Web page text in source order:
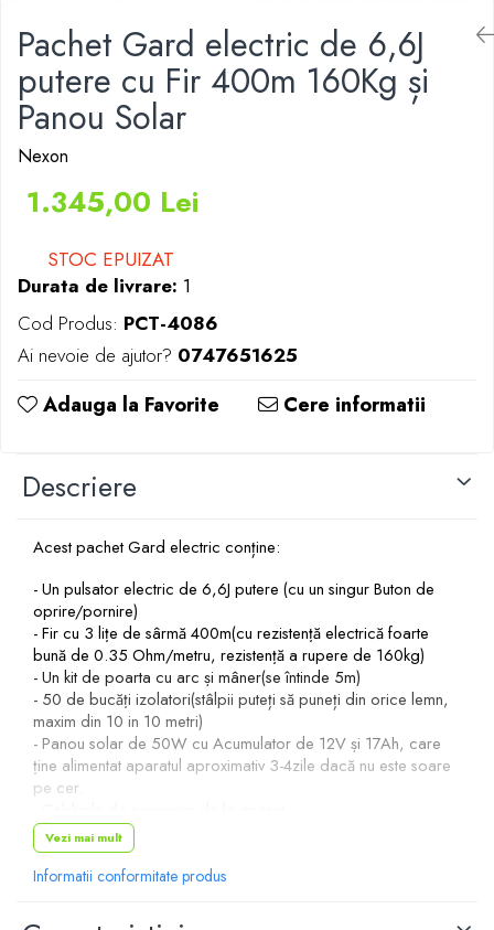
Pachete Gard electric
Gard electric pentru Animale
sălbatice
Mistreti
Gard electric pentru Cai, Câini,
Capre, Vaci, Porci
Gard Electric pentru Vaci și Oi
Pachete cu Impulsator + Panou +
Baterie
Accesorii gard Electric
Alimentator Gard Electric
Cabluri Auxiliare
Derulator Fir Gard electric
Plasă Gard Electric
Poartă Gard Electric
Stâlpi Gard Electric
Stâlpi din plastic
Stâlpi din Lemn
Stâlpi din Fibră de Sticlă
Stâlpi pentru sisteme T-Post
Scule pentru montare Stâlpi
Testere pentru Gard Electric
Împământare Gard Electric
Întinzător Gard Electric
Bandă pentru Gard Electric
Pachet Gard electric de 6,6J
putere cu Fir 400m 160Kg și
Panou Solar
Nexon
1.345,00 Lei
STOC EPUIZAT
Durata de livrare: 1
Cod Produs: PCT-4086
Ai nevoie de ajutor? 0747651625
Adauga la Favorite Cere informatii
Descriere
Acest pachet Gard electric conține:
- Un pulsator electric de 6,6J putere (cu un singur Buton de
oprire/pornire)
-Fir cu 3 lițe de sârmă 400m(cu rezistență electrică foarte
bună de 0.35 Ohm/metru, rezistență a rupere de 160kg)
- Un kit de poarta cu arc și mâner(se întinde 5m)
- 50 de bucăți izolatori(stâlpii puteți să puneți din orice lemn,
maxim din 10 in 10 metri)
- Panou solar de 50W cu Acumulator de 12V și 17Ah, care
ține alimentat aparatul aproximativ 3-4zile dacă nu este soare
pe cer.
- Certificat de garanție 2 ani
- Se poate solicita factura pe firmă dacă doriți
- Dacă nu vă place funcționalitatea produsului atunci vă oferim
Vezi mai mult
Informatii conformitate produs